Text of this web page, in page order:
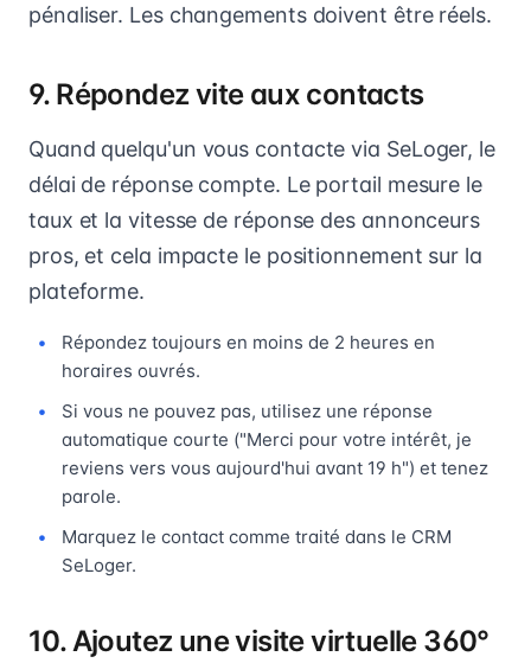
pénaliser. Les changements doivent être réels.
9. Répondez vite aux contacts
Quand quelqu'un vous contacte via SeLoger, le
délai de réponse compte. Le portail mesure le
taux et la vitesse de réponse des annonceurs
pros, et cela impacte le positionnement sur la
plateforme.
Répondez toujours en moins de 2 heures en
horaires ouvrés.
Si vous ne pouvez pas, utilisez une réponse
automatique courte ("Merci pour votre intérêt, je
reviens vers vous aujourd'hui avant 19 h") et tenez
parole.
Marquez le contact comme traité dans le CRM
SeLoger.
10. Ajoutez une visite virtuelle 360°